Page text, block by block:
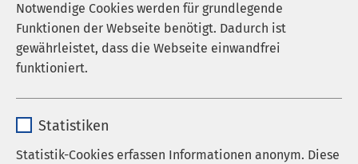
Notwendige Cookies werden für grundlegende
Funktionen der Webseite benötigt. Dadurch ist
gewährleistet, dass die Webseite einwandfrei
funktioniert.
Anbieter sgalinski
Statistiken
Statistik-Cookies erfassen Informationen anonym. Diese